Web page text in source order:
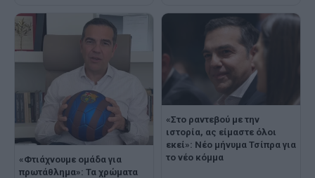
«Φτιάχνουμε ομάδα για
πρωτάθλημα»: Τα χρώματα
«Στο ραντεβού με την
ιστορία, ας είμαστε όλοι
εκεί»: Νέο μήνυμα Τσίπρα για
το νέο κόμμα